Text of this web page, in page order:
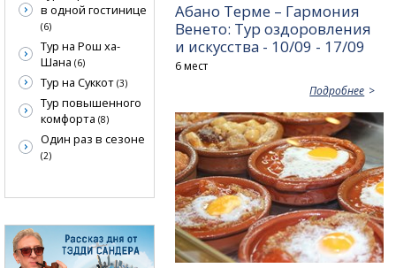
Абано Терме – Гармония
Венето: Тур оздоровления
и искусства - 10/09 - 17/09
6 мест
Подробнее
в одной гостинице
(6)
Тур на Рош ха-
Шана (6)
Тур на Суккот (3)
Тур повышенного
комфорта (8)
Один раз в сезоне
(2)